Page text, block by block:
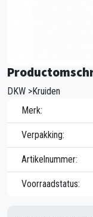
DKW >Kruiden
Merk:
Verpakking:
Artikelnummer:
Voorraadstatus: